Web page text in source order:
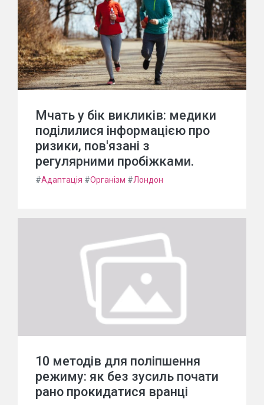
Мчать у бік викликів: медики
поділилися інформацією про
ризики, пов'язані з
регулярними пробіжками.
#Адаптація #Організм #Лондон
10 методів для поліпшення
режиму: як без зусиль почати
рано прокидатися вранці